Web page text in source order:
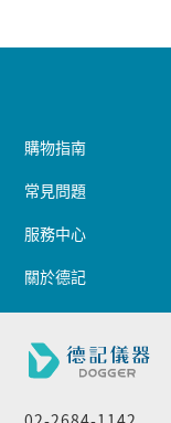
購物指南
常見問題
服務中心
關於德記